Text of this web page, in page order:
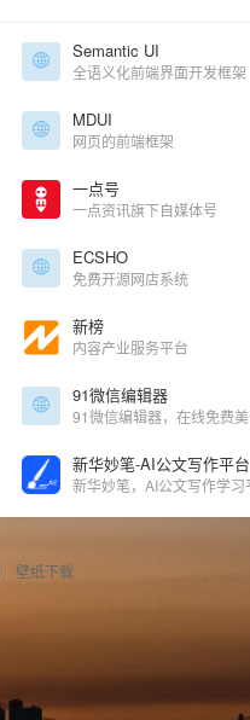
Semantic UI
全语义化前端界面开发框架
MDUI
网页的前端框架
一点号
一点资讯旗下自媒体号
ECSHO
免费开源网店系统
新榜
内容产业服务平台
91微信编辑器
新华妙笔-AI公文写作平台
壁纸下载